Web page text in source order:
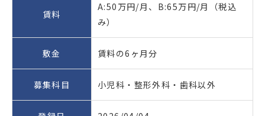
賃料
A:50万円/月、B:65万円/月（税込
み）
敷金 賃料の6ヶ月分
募集科目 小児科・整形外科・歯科以外